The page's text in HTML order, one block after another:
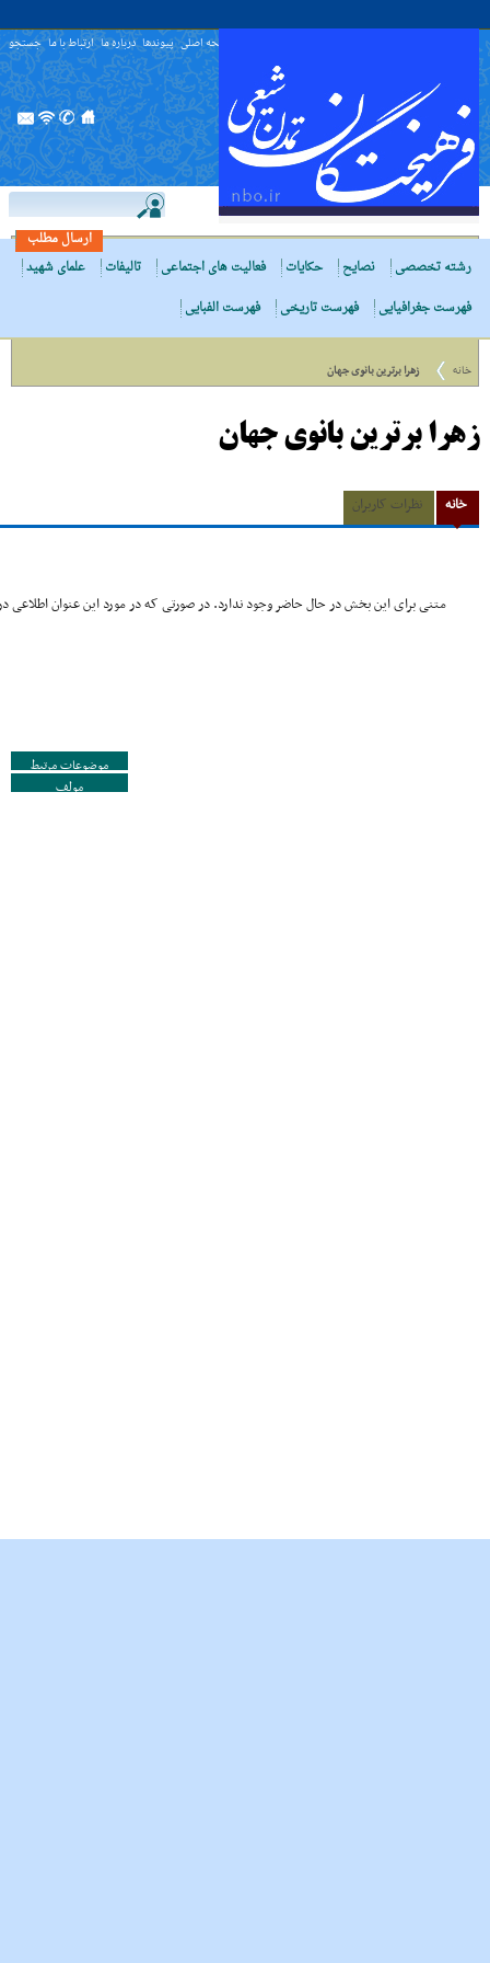
صفحه اصلی پیوندها درباره ما ارتباط با ما جستجو
ارسال مطلب
رشته تخصصی
نصایح حکایات فعالیت های اجتماعی تالیفات
علمای شهید
فهرست جغرافیایی
فهرست تاریخی فهرست الفبایی
خانه زهرا برترین بانوى جهان
زهرا برترین بانوى جهان
خانه نظرات کاربران
متنی برای این بخش در حال حاضر وجود ندارد. در صورتی که در مورد این عنوان اطلاعی
موضوعات مرتبط
مولف